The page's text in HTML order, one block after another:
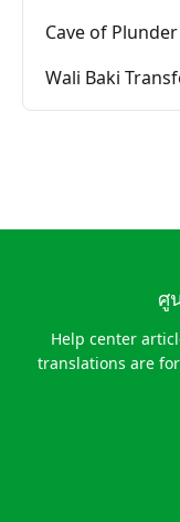
Cave of Plunder
Wali Baki
ศู
Help center
translations are